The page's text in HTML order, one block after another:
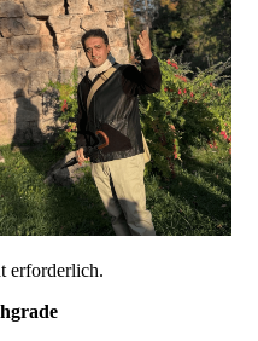
erforderlich.